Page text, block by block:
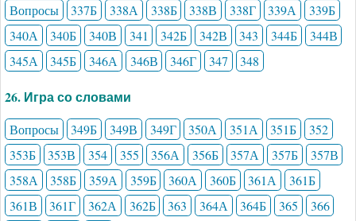
Вопросы 337Б 338А 338Б 338В 338Г 339А
339Б
340А
340Б 340В 341 342Б 342В 343 344Б
344В
345А
345Б 346А 346В 346Г 347 348
26. Игра со словами
Вопросы 349Б 349В 349Г 350А 351А 351Б
352
353Б
353В 354 355 356А 356Б 357А 357Б
357В
358А
358Б 359А 359Б 360А 360Б 361А
361Б
361В
361Г 362А 362Б 363 364А 364Б 365
366